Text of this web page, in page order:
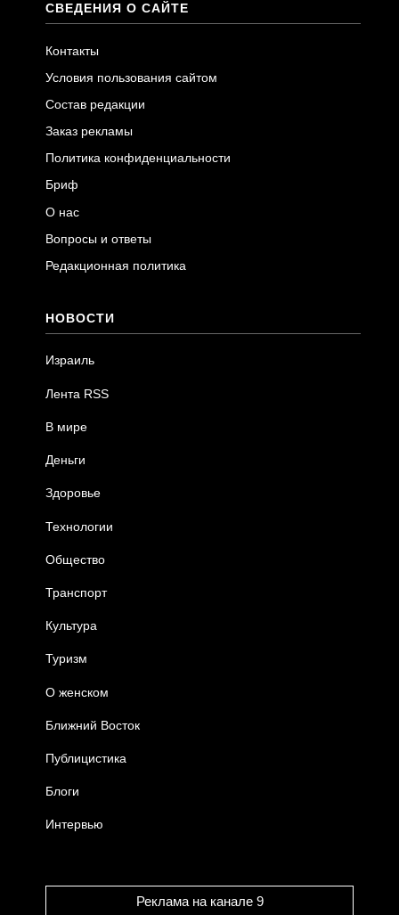
СВЕДЕНИЯ О САЙТЕ
Контакты
Условия пользования сайтом
Состав редакции
Заказ рекламы
Политика конфиденциальности
Бриф
О нас
Вопросы и ответы
Редакционная политика
НОВОСТИ
Израиль
Лента RSS
В мире
Деньги
Здоровье
Технологии
Общество
Транспорт
Культура
Туризм
О женском
Ближний Восток
Публицистика
Блоги
Интервью
Реклама на канале 9